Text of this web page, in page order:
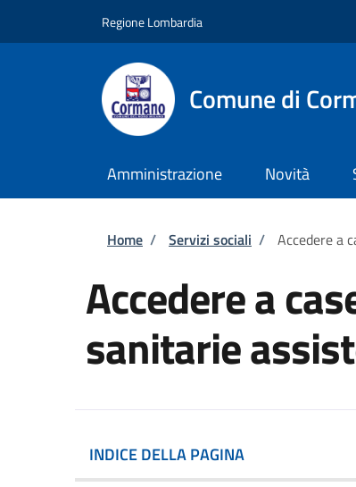
Regione Lombardia
Comune di
Amministrazione Novità
Briciole di pane
Home / Servizi sociali / Accedere a
Accedere a
sanitarie
INDICE DELLA PAGINA